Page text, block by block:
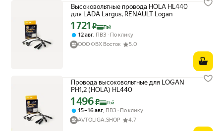
Высоковольтные провода HOLA HL440
для LADA Largus, RENAULT Logan
Цена с картой Яндекс Пэй 1721 ₽ вместо
1 721 ₽ Пэй
12 авг, ПВЗ
По клику
ООО ФВХ Восток
5.0
Провода высоковольтные для LOGAN
PH1,2 (HOLA) HL440
Цена с картой Яндекс Пэй 1496 ₽ вместо
1 496₽ Пэй
15 – 16 авг ПВЗ
По клику
AVTOLIGA.SHOP
4.7